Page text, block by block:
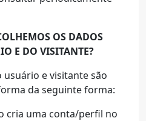
OS DADOS
E DO VISITANTE?
usuário e visitante são
da seguinte forma:
cria uma conta/perfil no